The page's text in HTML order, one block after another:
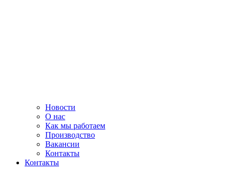
Новости
О нас
Как мы работаем
Производство
Вакансии
Контакты
Контакты